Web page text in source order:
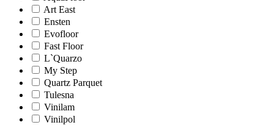
Art East
Ensten
Evofloor
Fast Floor
L`Quarzo
My Step
Quartz Parquet
Tulesna
Vinilam
Vinilpol